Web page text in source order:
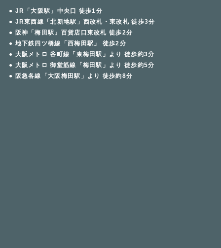
● JR「大阪駅」中央口 徒歩1分
● JR東西線「北新地駅」西改札・東改札 徒歩3分
● 阪神「梅田駅」百貨店口東改札 徒歩2分
● 地下鉄四ツ橋線「西梅田駅」 徒歩2分
● 大阪メトロ 谷町線「東梅田駅」より 徒歩約3分
● 大阪メトロ 御堂筋線「梅田駅」より 徒歩約5分
● 阪急各線「大阪梅田駅」より 徒歩約8分